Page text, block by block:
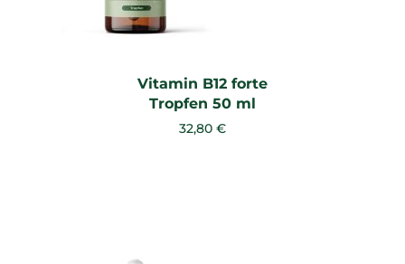
Vitamin B12 forte
Tropfen 50 ml
32,80 €